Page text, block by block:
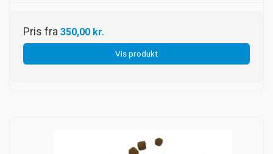
Pris fra 350,00 kr.
Vis produkt